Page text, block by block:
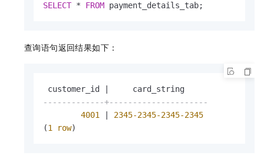
SELECT * FROM payment_details_tab;
查询语句返回结果如下：
customer_id
-------------+---------------------
4001
2345-2345-2345-2345
(1 row)